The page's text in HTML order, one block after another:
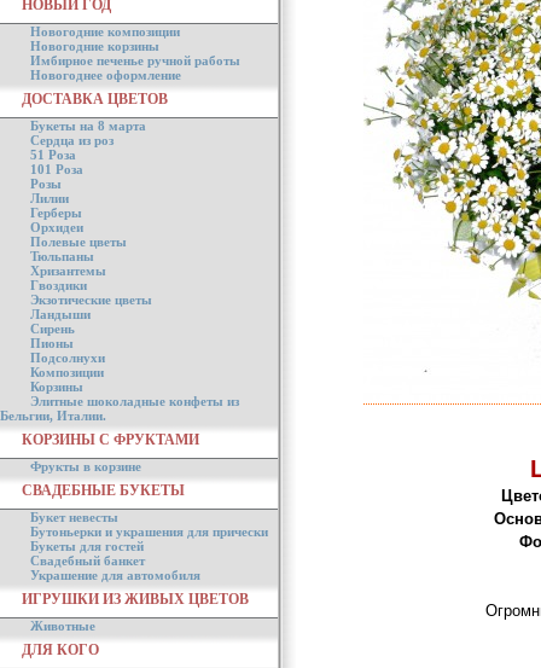
НОВЫЙ ГОД
Новогодние композиции
Новогодние корзины
Имбирное печенье ручной работы
Новогоднее оформление
ДОСТАВКА ЦВЕТОВ
Букеты на 8 марта
Сердца из роз
51 Роза
101 Роза
Розы
Лилии
Герберы
Орхидеи
Полевые цветы
Тюльпаны
Хризантемы
Гвоздики
Экзотические цветы
Ландыши
Сирень
Пионы
Подсолнухи
Композиции
Корзины
Элитные шоколадные конфеты из
Бельгии, Италии.
КОРЗИНЫ С ФРУКТАМИ
Фрукты в корзине
СВАДЕБНЫЕ БУКЕТЫ
Букет невесты
Бутоньерки и украшения для прически
Букеты для гостей
Свадебный банкет
Украшение для автомобиля
ИГРУШКИ ИЗ ЖИВЫХ ЦВЕТОВ
Животные
ДЛЯ КОГО